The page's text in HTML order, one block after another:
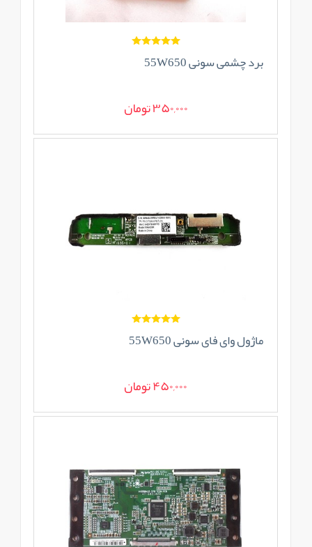
برد چشمی سونی 55W650
350,000 تومان
ماژول وای فای سونی 55W650
450,000 تومان